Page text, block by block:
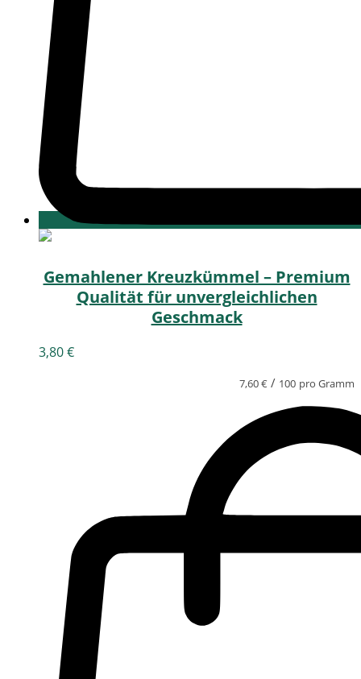
Gemahlener Kreuzkümmel – Premium
Qualität für unvergleichlichen
Geschmack
3,80€
7,60€ / 100 pro Gramm